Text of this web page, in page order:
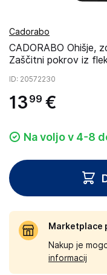
Cadorabo
CADORABO Ohišje,
Zaščitni pokrov iz
ID: 20572230
13 99 €
Na voljo v 4-8
Marketplace
Nakup je
informacij